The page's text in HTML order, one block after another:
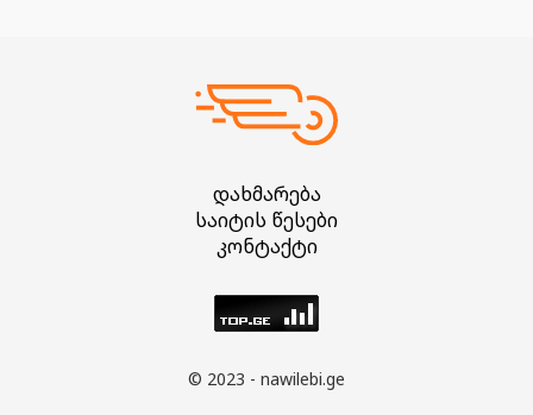
დახმარება
საიტის წესები
კონტაქტი
© 2023 - nawilebi.ge